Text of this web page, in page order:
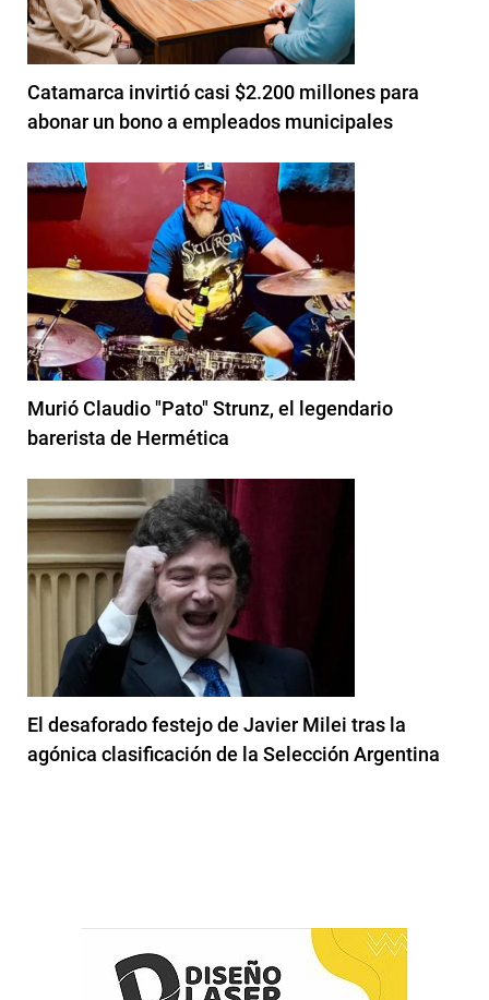
Catamarca invirtió casi $2.200 millones para
abonar un bono a empleados municipales
Murió Claudio "Pato" Strunz, el legendario
barerista de Hermética
El desaforado festejo de Javier Milei tras la
agónica clasificación de la Selección Argentina